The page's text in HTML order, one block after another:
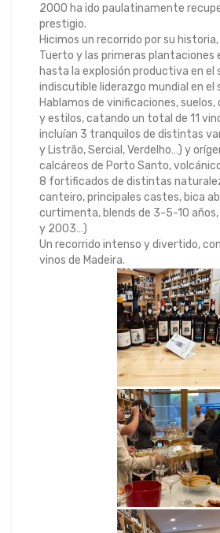
2000 ha ido paulatinamente
prestigio.
Hicimos un recorrido por su historia,
Tuerto y las primeras plantaciones
hasta la explosión productiva en el
indiscutible liderazgo mundial en el
Hablamos de vinificaciones,
y estilos, catando un total de 11
incluían 3 tranquilos de distintas
y Listrão, Sercial, Verdelho…) y
calcáreos de Porto Santo,
8 fortificados de distintas
canteiro, principales castes, bica
curtimenta, blends de 3-5-10
y 2003…)
Un recorrido intenso y divertido,
vinos de Madeira.